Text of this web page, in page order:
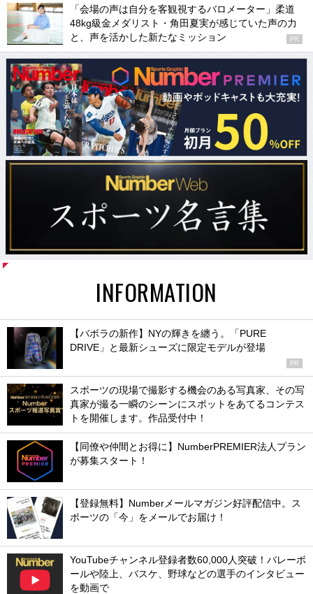
「会場の声は自分を客観視するバロメーター」柔道
48kg級金メダリスト・角田夏実が感じていた声の力
と、声を活かした新たなミッション
PR
INFORMATION
【バボラの新作】NYの輝きを纏う。「PURE
DRIVE」と最新シューズに限定モデルが登場
PR
スポーツの現場で撮影する機会のある写真家、その写
真家が撮る一瞬のシーンにスポットをあてるコンテス
トを開催します。作品受付中！
【同僚や仲間とお得に】NumberPREMIER法人プラン
が募集スタート！
【登録無料】Numberメールマガジン好評配信中。ス
ポーツの「今」をメールでお届け！
YouTubeチャンネル登録者数60,000人突破！バレーボ
ールや陸上、バスケ、野球などの選手のインタビュー
を動画で